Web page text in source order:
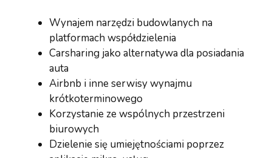
Wynajem narzędzi budowlanych na
platformach współdzielenia
Carsharing jako alternatywa dla posiadania
auta
Airbnb i inne serwisy wynajmu
krótkoterminowego
Korzystanie ze wspólnych przestrzeni
biurowych
Dzielenie się umiejętnościami poprzez